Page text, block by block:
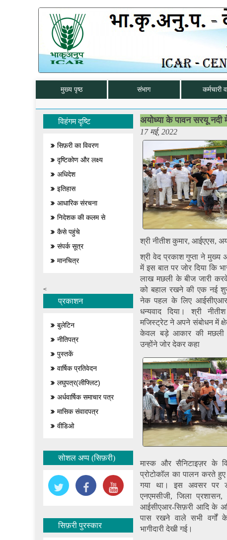
मुख्य पृष्ठ संभाग कर्मचारी
विहंगम दृष्टि
सिफ़री का विवरण
दृष्टिकोण और लक्ष्य
अधिदेश
इतिहास
आधारिक संरचना
निदेशक की कलम से
कैसे पहुंचे
संपर्क सूत्र
मानचित्र
<
प्रकाशन
बुलेटिन
नीतिपत्र
पुस्तकें
वार्षिक प्रतिवेदन
लघुपत्र(लीफ्लिट)
अर्धवार्षिक समाचार पत्र
मासिक संवादपत्र
वीडिओ
सोशल अप्प (सिफ़री)
सिफ़री पुरस्कार
अयोध्या के पावन सरयू नदी
17 मई, 2022
श्री नीतीश कुमार, आईएएस,
श्री वेद प्रकाश गुप्ता ने
में इस बात पर जोर दिया कि
लाख मछली के बीज जारी
को बहाल रखने की एक नई
नेक पहल के लिए
धन्यवाद दिया। श्री
मजिस्ट्रेट ने अपने संबोधन में
केवल बड़े आकार की मछली
उन्होंने जोर देकर कहा
मास्क और सैनिटाइज़र के
प्रोटोकॉल का पालन करते
गया था। इस अवसर पर
एनएमसीजी, जिला प्रशासन,
आईसीएआर-सिफ़री आदि के
पास रखने वाले सभी वर्गों
भागीदारी देखी गई।